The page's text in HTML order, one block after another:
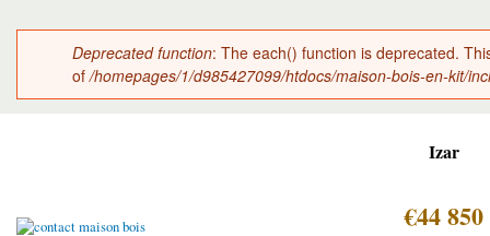
Message d'erreur
Deprecated function: The each() function is deprecated.
of/homepages/1/d985427099/htdocs/maison-bois-en-kit/
Izar
€44 850